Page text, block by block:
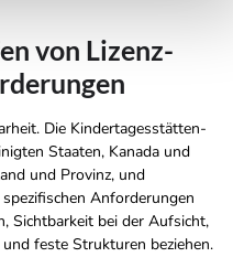
von Lizenz-
Die Kindertagesstätten-
Staaten, Kanada und
und Provinz, und
Anforderungen
Sichtbarkeit bei der Aufsicht,
feste Strukturen beziehen.